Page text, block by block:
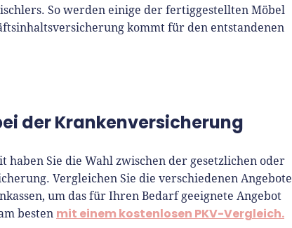
So werden einige der fertiggestellten Möbel
kommt für den entstandenen
der Krankenversicherung
haben Sie die Wahl zwischen der gesetzlichen oder
Vergleichen Sie die verschiedenen Angebote
um das für Ihren Bedarf geeignete Angebot
besten mit einem kostenlosen PKV-Vergleich.